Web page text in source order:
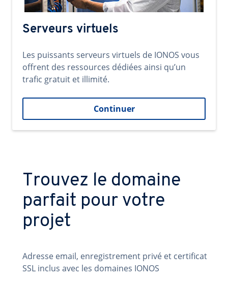
Serveurs virtuels
Les puissants serveurs virtuels de IONOS vous
offrent des ressources dédiées ainsi qu’un
trafic gratuit et illimité.
Continuer
Trouvez le domaine
parfait pour votre
projet
Adresse email, enregistrement privé et certificat
SSL inclus avec les domaines IONOS